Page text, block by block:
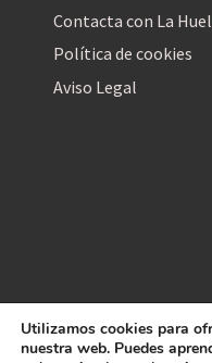
Contacta con La
Política de cookies
Aviso Legal
© 2026La Huella
Utilizamos cookies para
nuestra web. Puedes